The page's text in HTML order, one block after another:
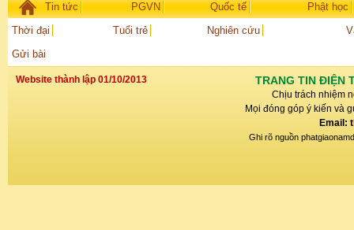
Tin tức PGVN Quốc tế
Phật học
Thời đại
Tuổi trẻ Nghiên cứu
Gửi bài
Website thành lập 01/10/2013 TRANG TIN ĐIỆN
Chịu trách nhiệm
Mọi đóng góp ý kiến và
Email:
Ghi rõ nguồn